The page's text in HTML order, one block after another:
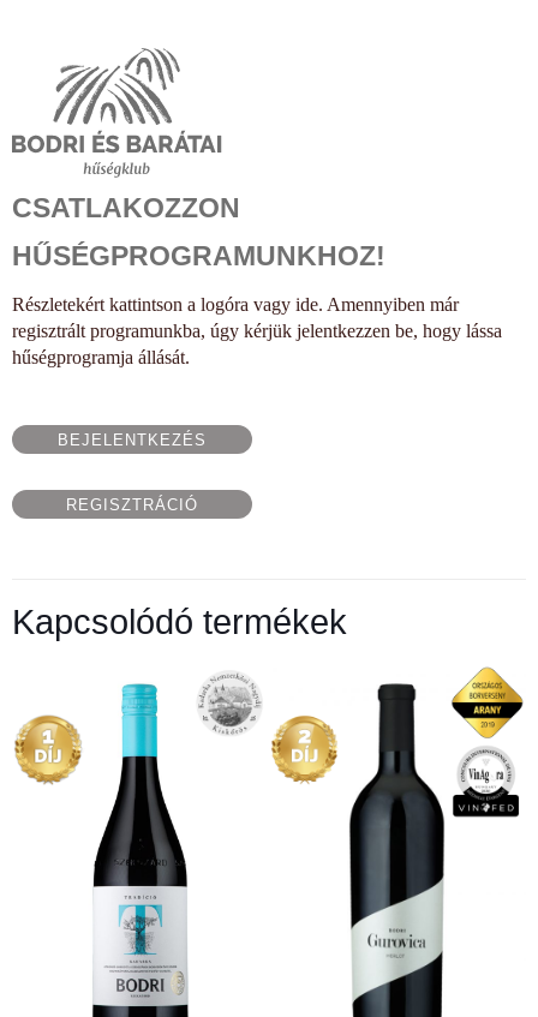
CSATLAKOZZON
HŰSÉGPROGRAMUNKHOZ!
Részletekért kattintson a logóra vagy ide. Amennyiben már
regisztrált programunkba, úgy kérjük jelentkezzen be, hogy lássa
hűségprogramja állását.
BEJELENTKEZÉS
REGISZTRÁCIÓ
Kapcsolódó termékek